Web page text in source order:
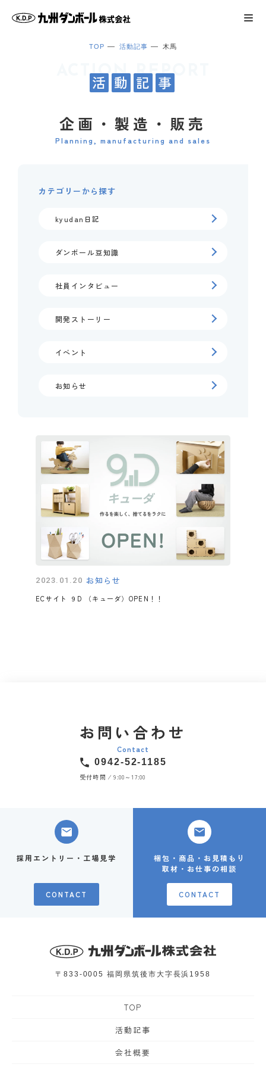
TOP 活動記事 木馬
ACTION REPORT
活 動 記 事
企画・製造・販売
Planning, manufacturing and sales
カテゴリーから探す
kyudan日記
ダンボール豆知識
社員インタビュー
開発ストーリー
イベント
お知らせ
2023.01.20 お知らせ
ECサイト ９D （キューダ）OPEN！！
お問い合わせ
Contact
0942-52-1185
受付時間 ⁄ 9:00～17:00
採用エントリー・工場見学
CONTACT
梱包・商品・お見積もり
取材・お仕事の相談
CONTACT
〒833-0005 福岡県筑後市大字長浜1958
TOP
活動記事
会社概要